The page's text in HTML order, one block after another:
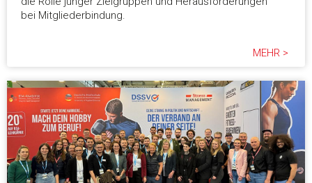
bei Mitgliederbindung.
MEHR >